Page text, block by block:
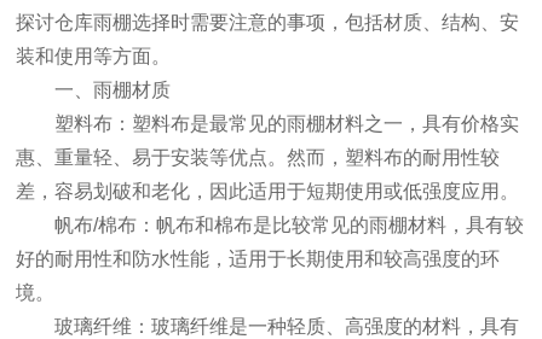
探讨仓库雨棚选择时需要注意的事项，包括材质、结构、安
装和使用等方面。
一、雨棚材质
塑料布：塑料布是最常见的雨棚材料之一，具有价格实
惠、重量轻、易于安装等优点。然而，塑料布的耐用性较
差，容易划破和老化，因此适用于短期使用或低强度应用。
帆布/棉布：帆布和棉布是比较常见的雨棚材料，具有较
好的耐用性和防水性能，适用于长期使用和较高强度的环
境。
玻璃纤维：玻璃纤维是一种轻质、高强度的材料，具有